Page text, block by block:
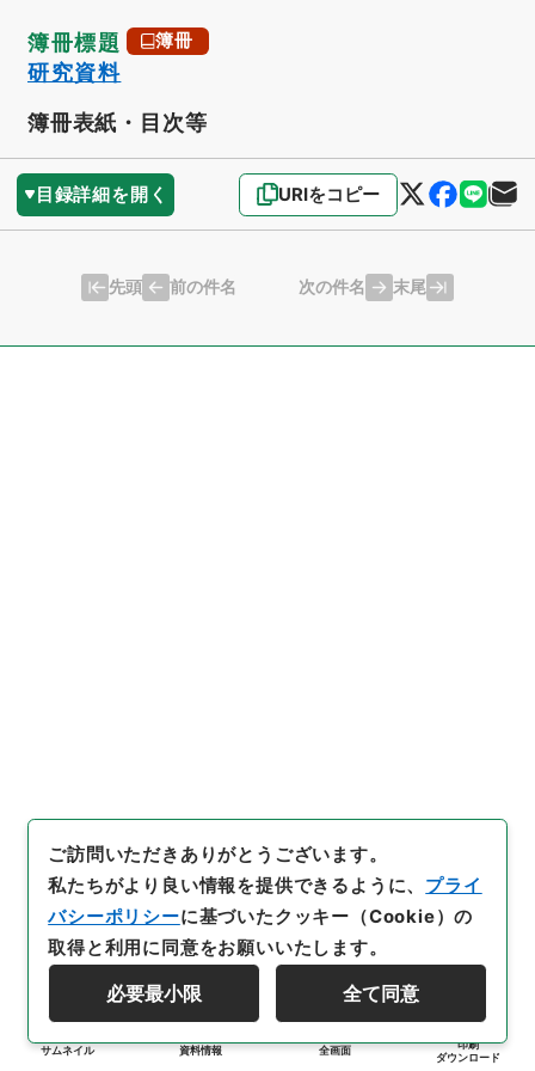
簿冊標題 簿冊
研究資料
簿冊表紙・目次等
目録詳細を開く URIをコピー
先頭 前の件名 次の件名 末尾
サムネイル 資料情報 全画面
印刷
ダウンロード
ご訪問いただきありがとうございます。
私たちがより良い情報を提供できるように、 プライ
バシーポリシーに基づいたクッキー（Cookie）の
取得と利用に同意をお願いいたします。
必要最小限 全て同意